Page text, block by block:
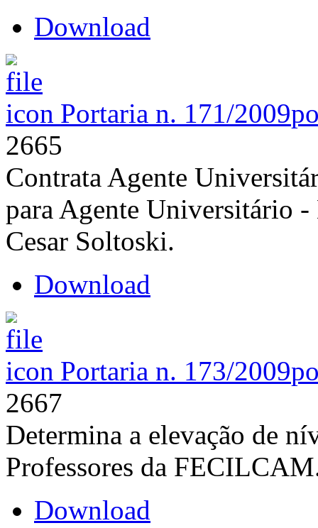
Download
Portaria n. 171/2009
2665
Contrata Agente
para Agente Universitário
Cesar Soltoski.
Download
Portaria n. 173/2009
2667
Determina a elevação de
Professores da
Download